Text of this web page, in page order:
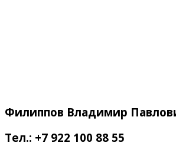
Филиппов Владимир
Тел.: +7 922 100 88 55